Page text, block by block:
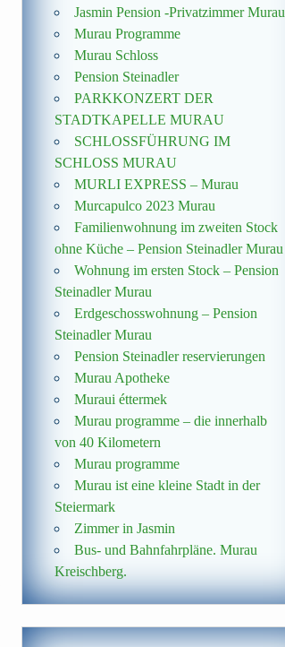
Jasmin Pension -Privatzimmer Murau
Murau Programme
Murau Schloss
Pension Steinadler
PARKKONZERT DER
STADTKAPELLE MURAU
SCHLOSSFÜHRUNG IM
SCHLOSS MURAU
MURLI EXPRESS – Murau
Murcapulco 2023 Murau
Familienwohnung im zweiten Stock
ohne Küche – Pension Steinadler Murau
Wohnung im ersten Stock – Pension
Steinadler Murau
Erdgeschosswohnung – Pension
Steinadler Murau
Pension Steinadler reservierungen
Murau Apotheke
Muraui éttermek
Murau programme – die innerhalb
von 40 Kilometern
Murau programme
Murau ist eine kleine Stadt in der
Steiermark
Zimmer in Jasmin
Bus- und Bahnfahrpläne. Murau
Kreischberg.